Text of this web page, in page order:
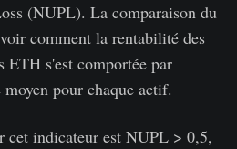
(NUPL). La comparaison du
comment la rentabilité des
ETH s'est comportée par
pour chaque actif.
cet indicateur est NUPL > 0,5,